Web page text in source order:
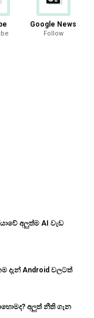
Google News
Follow
අලුත්ම AI වැඩ
දැන් Android වලටත්
අලුත් නීති ගැන